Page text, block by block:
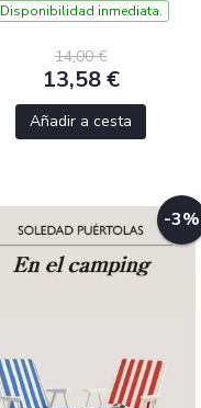
Disponibilidad inmediata.
14,00 €
13,58 €
Añadir a cesta
-3%